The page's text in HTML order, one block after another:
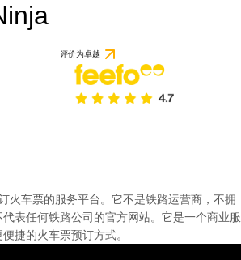
评价为卓越
火车票的服务平台。它不是铁路运营商，不拥
表任何铁路公司的官方网站。它是一个商业服
捷的火车票预订方式。